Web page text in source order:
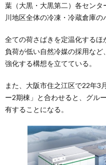
葉（大黒・大黒第二）各セン
川地区全体の冷凍・冷蔵倉庫の
全ての荷さばきを定温化する
負荷が低い自然冷媒の採用な
強化する構想を立てている。
また、大阪市住之江区で22年3
ー2期棟」と合わせると、グル
有することになる。